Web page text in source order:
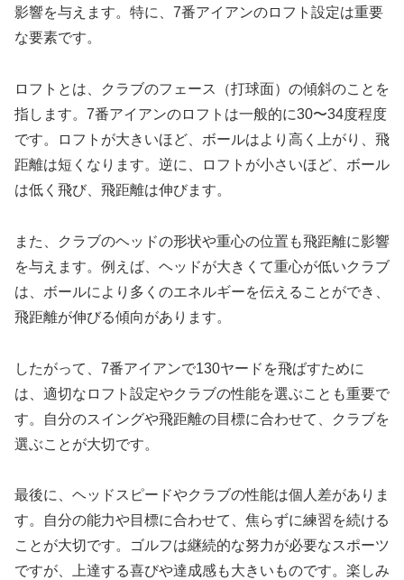
影響を与えます。特に、7番アイアンのロフト設定は重要
な要素です。
ロフトとは、クラブのフェース（打球面）の傾斜のことを
指します。7番アイアンのロフトは一般的に30〜34度程度
です。ロフトが大きいほど、ボールはより高く上がり、飛
距離は短くなります。逆に、ロフトが小さいほど、ボール
は低く飛び、飛距離は伸びます。
また、クラブのヘッドの形状や重心の位置も飛距離に影響
を与えます。例えば、ヘッドが大きくて重心が低いクラブ
は、ボールにより多くのエネルギーを伝えることができ、
飛距離が伸びる傾向があります。
したがって、7番アイアンで130ヤードを飛ばすために
は、適切なロフト設定やクラブの性能を選ぶことも重要で
す。自分のスイングや飛距離の目標に合わせて、クラブを
選ぶことが大切です。
最後に、ヘッドスピードやクラブの性能は個人差がありま
す。自分の能力や目標に合わせて、焦らずに練習を続ける
ことが大切です。ゴルフは継続的な努力が必要なスポーツ
ですが、上達する喜びや達成感も大きいものです。楽しみ